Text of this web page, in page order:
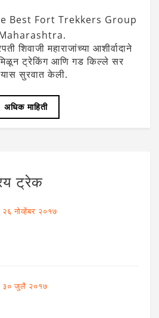
Best Fort Trekkers Group
शिवाजी महाराजांच्या आशीर्वादाने
मिळून ट्रेकिंग आणि गड किल्ले सर
सुरवात केली.
अधिक माहिती
ट्रेक
२६ नोव्हेंबर २०१७
३० जुलै २०१७